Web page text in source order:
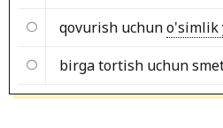
qovurish uchuno'simlik
birga tortish uchun